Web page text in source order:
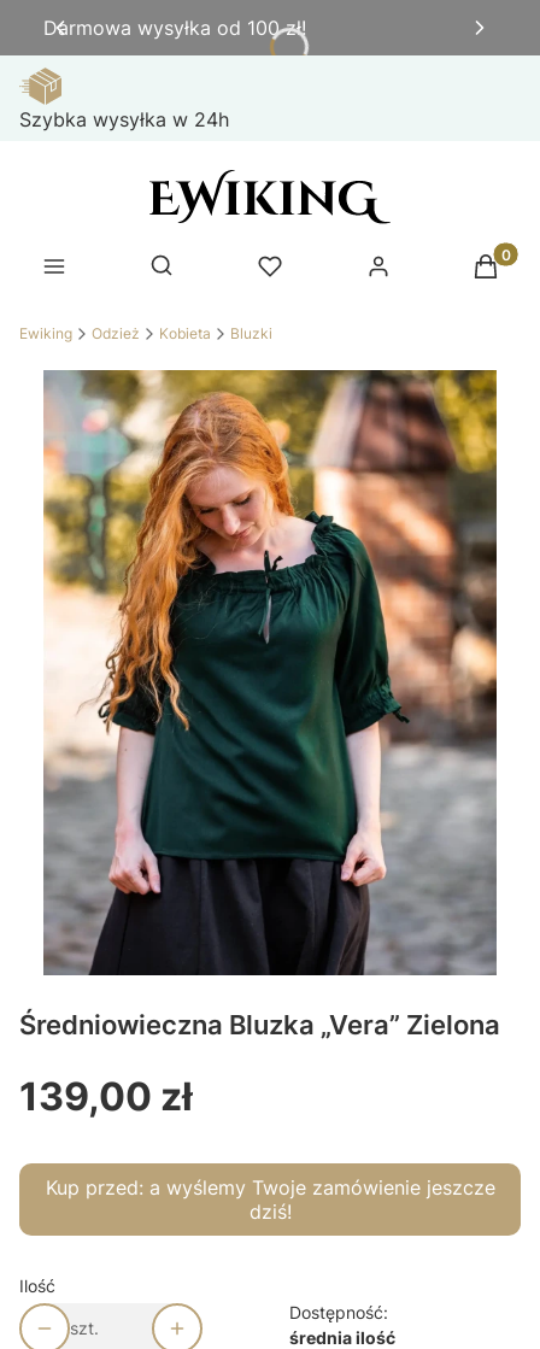
Darmowa wysyłka od 100 zł!
Szybka wysyłka w 24h
Otwórz wyszukiwarkę
Ewiking Odzież Kobieta Bluzki
Średniowieczna Bluzka „Vera” Zielona
Cena
139,00 zł
Kup przed: a wyślemy Twoje zamówienie jeszcze
dziś!
Ilość
szt.
Dostępność:
średnia ilość